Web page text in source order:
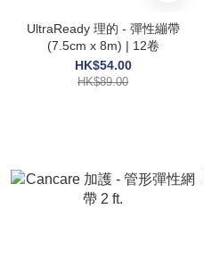
UltraReady 理的 - 彈性繃帶
(7.5cm x 8m) | 12卷
HK$54.00
HK$89.00